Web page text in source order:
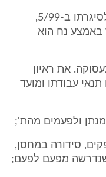
א. אורן עבד בעסק מ-7/3/96 עד לסיגרתו ב-5/99,
כאשר באמצע נח הוא
את ראיון
עבודתו ומועד
ולפעמים מהת';
סידורה במחסן,
שנדרשה מפעם לפעם;